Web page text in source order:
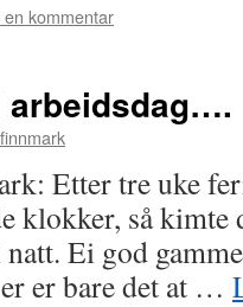
en kommentar
arbeidsdag….
Etter tre uke
klokker, så kimte
Ei god
er bare det at …